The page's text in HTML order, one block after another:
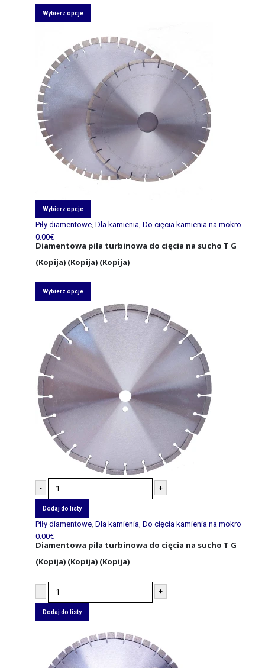
Wybierz opcje
Wybierz opcje
Piły diamentowe, Dla kamienia Do cięcia kamienia na mokro
0.00€
Diamentowa piła turbinowa do cięcia na sucho T G
(Kopija) (Kopija) (Kopija)
Wybierz opcje
- +
Dodaj do listy
Piły diamentowe, Dla kamienia Do cięcia kamienia na mokro
0.00€
Diamentowa piła turbinowa do cięcia na sucho T G
(Kopija) (Kopija) (Kopija)
- +
Dodaj do listy